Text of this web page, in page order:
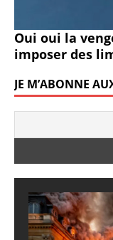
Oui oui la
imposer des
JE M’ABONNE